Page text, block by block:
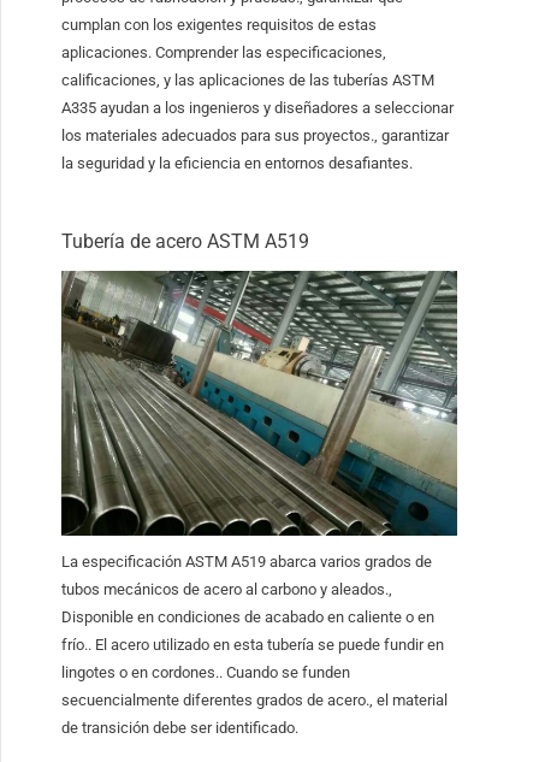
cumplan con los exigentes requisitos de estas
aplicaciones. Comprender las especificaciones,
calificaciones, y las aplicaciones de las tuberías ASTM
A335 ayudan a los ingenieros y diseñadores a seleccionar
los materiales adecuados para sus proyectos., garantizar
la seguridad y la eficiencia en entornos desafiantes.
Tubería de acero ASTM A519
La especificación ASTM A519 abarca varios grados de
tubos mecánicos de acero al carbono y aleados.,
Disponible en condiciones de acabado en caliente o en
frío.. El acero utilizado en esta tubería se puede fundir en
lingotes o en cordones.. Cuando se funden
secuencialmente diferentes grados de acero., el material
de transición debe ser identificado.